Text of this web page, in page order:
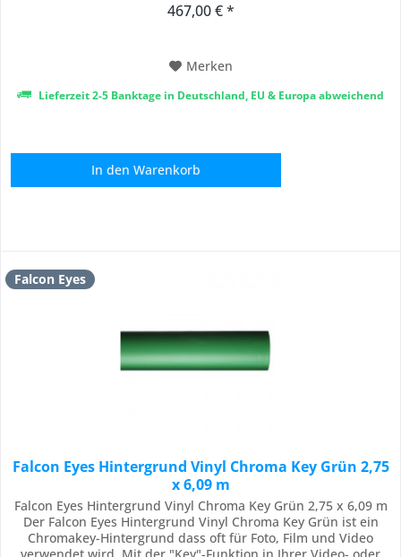
Oberfläche und ergibt einen reinen grauen Hintergrund mit
467,00 € *
Merken
Lieferzeit 2-5 Banktage in Deutschland, EU & Europa abweichend
In den Warenkorb
Falcon Eyes
Falcon Eyes Hintergrund Vinyl Chroma Key Grün 2,75
x 6,09 m
Falcon Eyes Hintergrund Vinyl Chroma Key Grün 2,75 x 6,09 m
Der Falcon Eyes Hintergrund Vinyl Chroma Key Grün ist ein
Chromakey-Hintergrund dass oft für Foto, Film und Video
verwendet wird. Mit der "Key"-Funktion in Ihrer Video- oder